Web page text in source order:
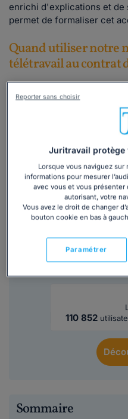
enrichi d'explications et de
permet de formaliser cet
Quand utiliser notre
télétravail au contrat
Vous êtes employeur et
télétravail pour un ou
Ce modèle d'avenant au
matérialiser votre accord
Lire la suite
Cemodèle de
Gestion du
110 852
Sommaire
Juritravail protège
Lorsque vous naviguez
informations pour mesurer
avec vous et vous présenter
autorisant, votre
Vous avez le droit de changer
bouton cookie en bas à
Paramétrer
Reporter sans choisir